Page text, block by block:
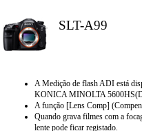
SLT-A99
A Medição de flash ADI está
KONICA MINOLTA
A função [Lens Comp]
Quando grava filmes com a
lente pode ficar registado.